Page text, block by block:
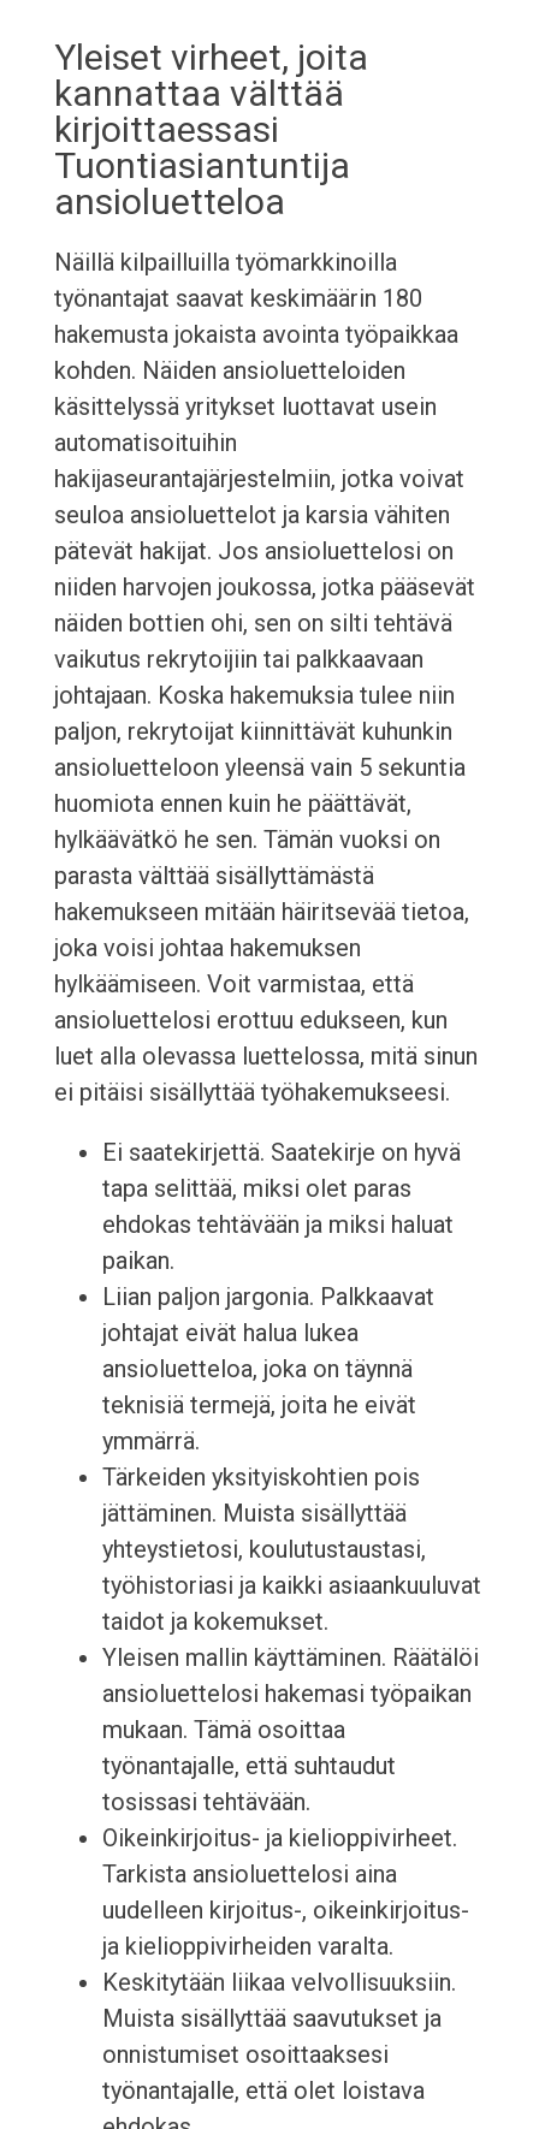
Yleiset virheet, joita
kannattaa välttää
kirjoittaessasi
Tuontiasiantuntija
ansioluetteloa
Näillä kilpailluilla työmarkkinoilla
työnantajat saavat keskimäärin 180
hakemusta jokaista avointa työpaikkaa
kohden. Näiden ansioluetteloiden
käsittelyssä yritykset luottavat usein
automatisoituihin
hakijaseurantajärjestelmiin, jotka voivat
seuloa ansioluettelot ja karsia vähiten
pätevät hakijat. Jos ansioluettelosi on
niiden harvojen joukossa, jotka pääsevät
näiden bottien ohi, sen on silti tehtävä
vaikutus rekrytoijiin tai palkkaavaan
johtajaan. Koska hakemuksia tulee niin
paljon, rekrytoijat kiinnittävät kuhunkin
ansioluetteloon yleensä vain 5 sekuntia
huomiota ennen kuin he päättävät,
hylkäävätkö he sen. Tämän vuoksi on
parasta välttää sisällyttämästä
hakemukseen mitään häiritsevää tietoa,
joka voisi johtaa hakemuksen
hylkäämiseen. Voit varmistaa, että
ansioluettelosi erottuu edukseen, kun
luet alla olevassa luettelossa, mitä sinun
ei pitäisi sisällyttää työhakemukseesi.
Ei saatekirjettä. Saatekirje on hyvä
tapa selittää, miksi olet paras
ehdokas tehtävään ja miksi haluat
paikan.
Liian paljon jargonia. Palkkaavat
johtajat eivät halua lukea
ansioluetteloa, joka on täynnä
teknisiä termejä, joita he eivät
ymmärrä.
Tärkeiden yksityiskohtien pois
jättäminen. Muista sisällyttää
yhteystietosi, koulutustaustasi,
työhistoriasi ja kaikki asiaankuuluvat
taidot ja kokemukset.
Yleisen mallin käyttäminen. Räätälöi
ansioluettelosi hakemasi työpaikan
mukaan. Tämä osoittaa
työnantajalle, että suhtaudut
tosissasi tehtävään.
Oikeinkirjoitus- ja kielioppivirheet.
Tarkista ansioluettelosi aina
uudelleen kirjoitus-, oikeinkirjoitus-
ja kielioppivirheiden varalta.
Keskitytään liikaa velvollisuuksiin.
Muista sisällyttää saavutukset ja
onnistumiset osoittaaksesi
työnantajalle, että olet loistava